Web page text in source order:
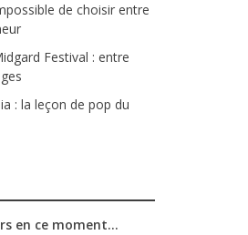
de choisir entre
Festival : entre
: la leçon de pop du
en ce moment…